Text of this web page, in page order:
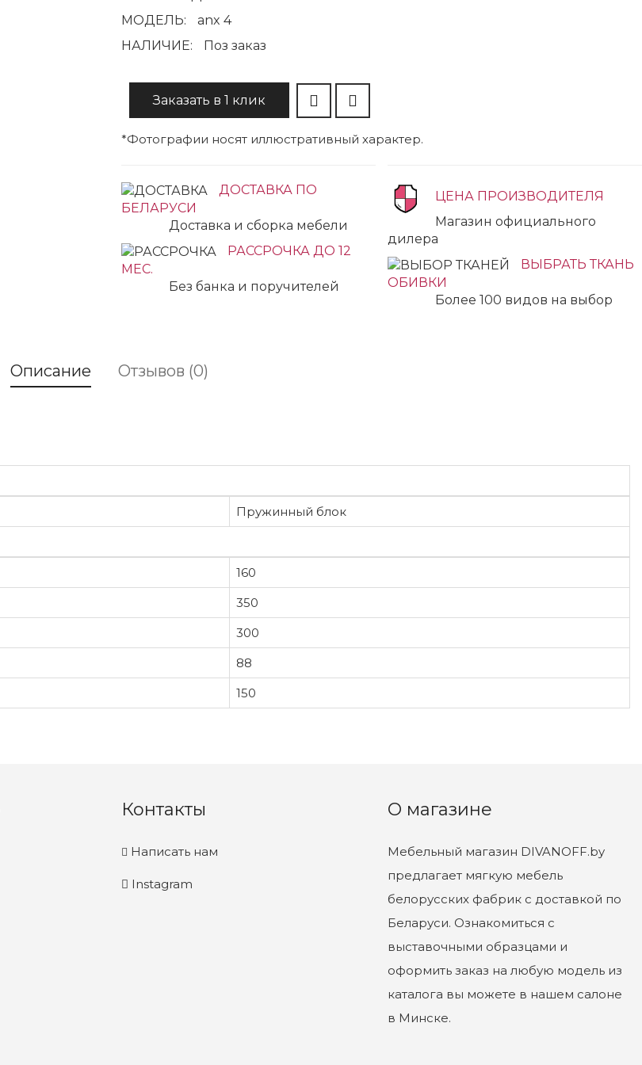
МОДЕЛЬ:
anx 4
НАЛИЧИЕ:
Поз заказ
Заказать в 1 клик
*Фотографии носят иллюстративный характер.
ДОСТАВКА ПО
БЕЛАРУСИ
Доставка и сборка мебели
РАССРОЧКА ДО 12
МЕС.
Без банка и поручителей
ЦЕНА ПРОИЗВОДИТЕЛЯ
Магазин официального
дилера
ВЫБРАТЬ ТКАНЬ
ОБИВКИ
Более 100 видов на выбор
Описание Отзывов (0)
Пружинный блок
160
350
300
88
150
Контакты
Написать нам
Instagram
О магазине
Мебельный магазин DIVANOFF.by
предлагает мягкую мебель
белорусских фабрик с доставкой по
Беларуси. Ознакомиться с
выставочными образцами и
оформить заказ на любую модель из
каталога вы можете в нашем салоне
в Минске.